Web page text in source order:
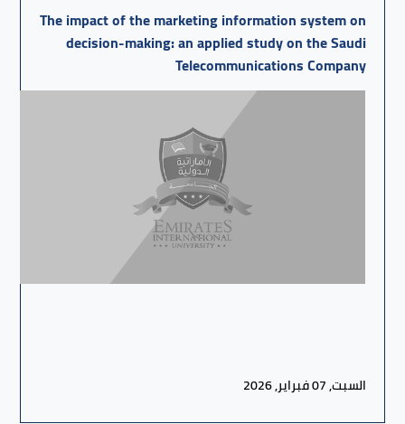
The impact of the marketing information system on
decision-making: an applied study on the Saudi
Telecommunications Company
السبت, 07 فبراير, 2026